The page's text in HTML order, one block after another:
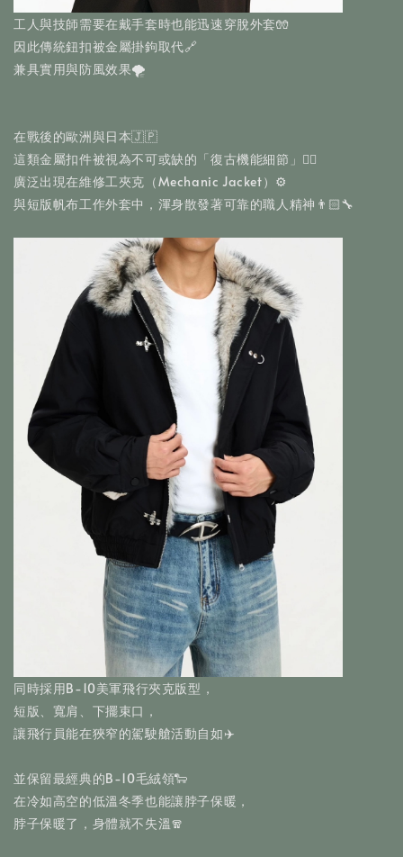
工人與技師需要在戴手套時也能迅速穿脫外套🧤
因此傳統鈕扣被金屬掛鉤取代🔗
兼具實用與防風效果🌪️
在戰後的歐洲與日本🇯🇵
這類金屬扣件被視為不可或缺的「復古機能細節」✍🏻
廣泛出現在維修工夾克（Mechanic Jacket）⚙️
與短版帆布工作外套中，渾身散發著可靠的職人精神👨🏻‍🔧
同時採用B-10美軍飛行夾克版型，
短版、寬肩、下擺束口，
讓飛行員能在狹窄的駕駛艙活動自如✈️
並保留最經典的B-10毛絨領🐑
在冷如高空的低溫冬季也能讓脖子保暖，
脖子保暖了，身體就不失溫🧣